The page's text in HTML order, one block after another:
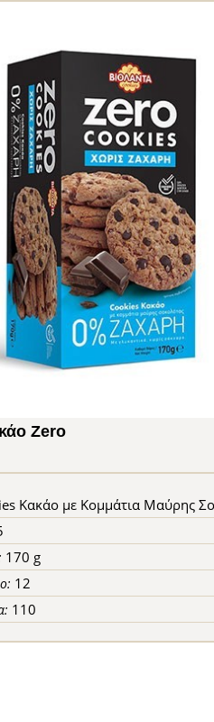
Zero
Κακάο με Κομμάτια Μαύρης
170 g
12
110